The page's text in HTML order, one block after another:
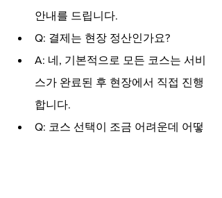
안내를 드립니다.
Q: 결제는 현장 정산인가요?
A: 네, 기본적으로 모든 코스는 서비
스가 완료된 후 현장에서 직접 진행
합니다.
Q: 코스 선택이 조금 어려운데 어떻